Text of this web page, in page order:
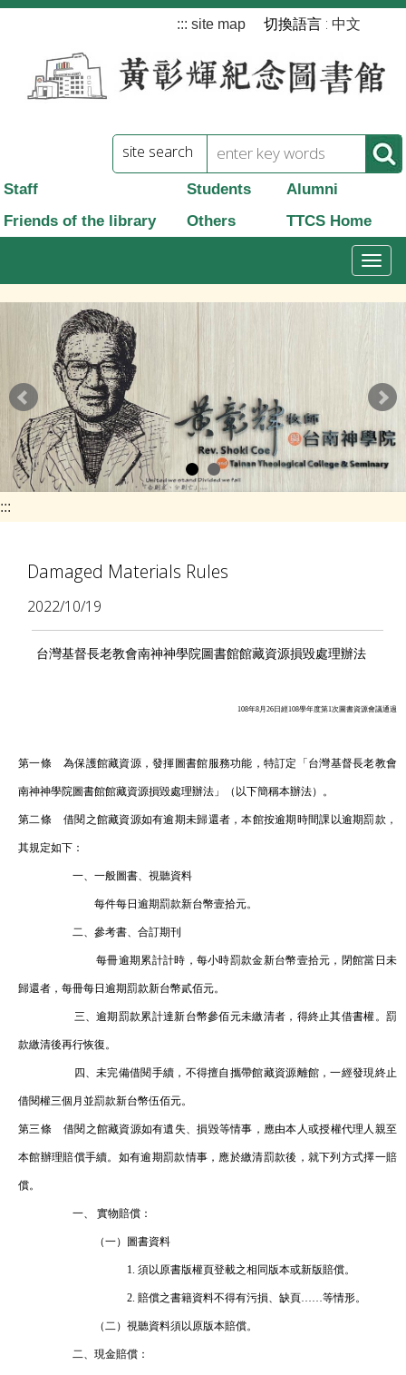
跳
::: site map 切換語言 : 中文
site search
Staff Students
Alumni
Friends of the library
Others TTCS Home
T
l
e
n
a
n
:::
Damaged Materials Rules
2022/10/19
台灣基督長老教會南神神學院圖書館館藏資源損毀處理辦法
108年8月26日經108學年度第1次圖書資源會議通過
第一條 為保護館藏資源，發揮圖書館服務功能，特訂定「台灣基督長老教會
南神神學院圖書館館藏資源損毀處理辦法」（以下簡稱本辦法）。
第二條 借閱之館藏資源如有逾期未歸還者，本館按逾期時間課以逾期罰款，
其規定如下：
一、一般圖書、視聽資料
每件每日逾期罰款新台幣壹拾元。
二、參考書、合訂期刊
每冊逾期累計計時，每小時罰款金新台幣壹拾元，閉館當日未
歸還者，每冊每日逾期罰款新台幣貳佰元。
三、逾期罰款累計達新台幣參佰元未繳清者，得終止其借書權。罰
款繳清後再行恢復。
四、未完備借閱手續，不得擅自攜帶館藏資源離館，一經發現終止
借閱權三個月並罰款新台幣伍佰元。
第三條 借閱之館藏資源如有遺失、損毀等情事，應由本人或授權代理人親至
本館辦理賠償手續。如有逾期罰款情事，應於繳清罰款後，就下列方式擇一賠
償。
一、 實物賠償：
（一）圖書資料
1. 須以原書版權頁登載之相同版本或新版賠償。
2. 賠償之書籍資料不得有污損、缺頁……等情形。
（二）視聽資料須以原版本賠償。
二、現金賠償：